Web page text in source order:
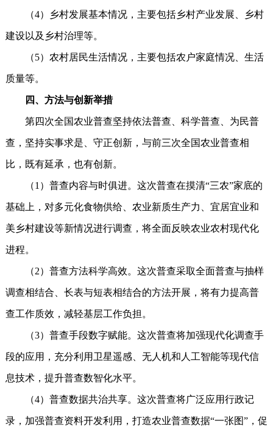
（4）乡村发展基本情况，主要包括乡村产业发展、乡村
建设以及乡村治理等。
（5）农村居民生活情况，主要包括农户家庭情况、生活
质量等。
四、‌方法与创新举措
第四次全国农业普查坚持依法普查、科学普查、为民普
查，坚持实事求是、守正创新，与前三次全国农业普查相
比，既有延承，也有创新。
（1）普查内容与时俱进。这次普查在摸清“三农”家底的
基础上，对多元化食物供给、农业新质生产力、宜居宜业和
美乡村建设等新情况进行调查，将全面反映农业农村现代化
进程。
（2）普查方法科学高效。这次普查采取全面普查与抽样
调查相结合、长表与短表相结合的方法开展，将有力提高普
查工作质效，减轻基层工作负担。
（3）普查手段数字赋能。这次普查将加强现代化调查手
段的应用，充分利用卫星遥感、无人机和人工智能等现代信
息技术，提升普查数智化水平。
（4）普查数据共治共享。这次普查将广泛应用行政记
录，加强普查资料开发利用，打造农业普查数据“一张图”，促